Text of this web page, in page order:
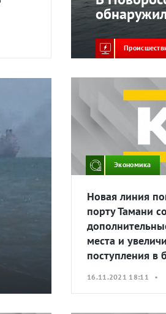
Экономика
Новая линия
порту Тамани
места и
поступления в
16.11.2021 18:11 •